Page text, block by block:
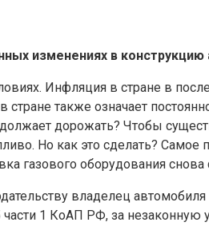
изменениях в
Инфляция в стране в
также означает
дорожать? Чтобы
Но как это сделать?
газового оборудования
владелец
части 1 КоАП РФ, за